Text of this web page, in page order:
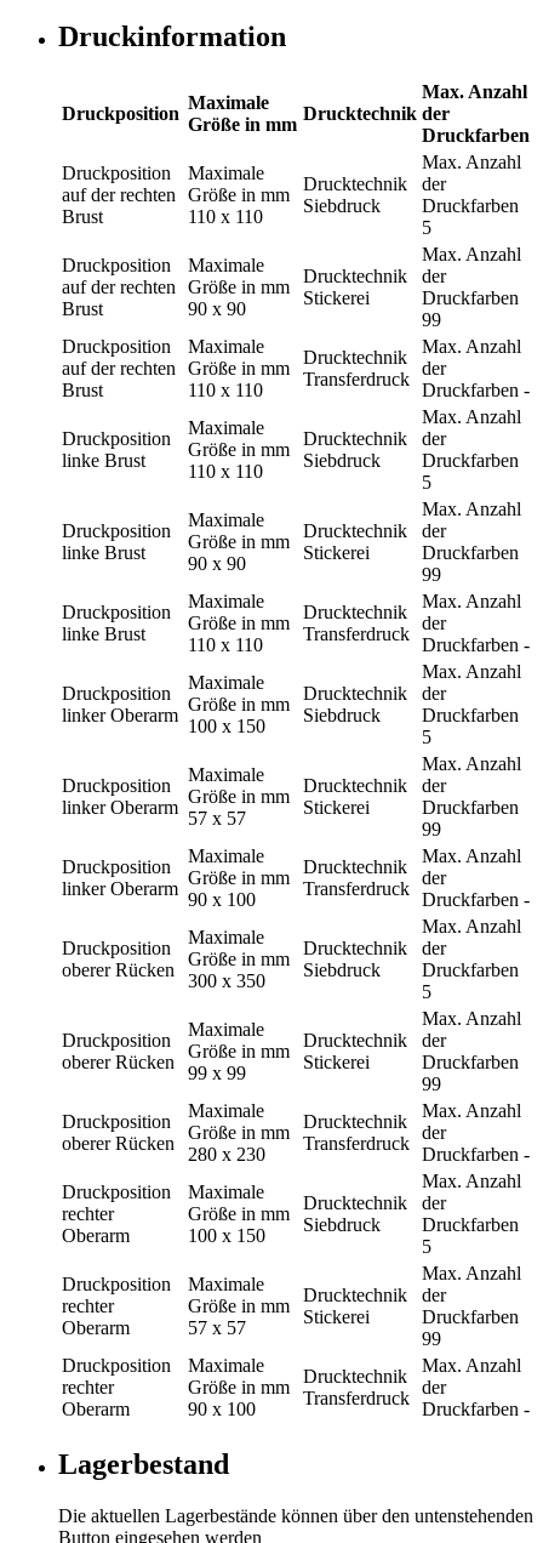
Druckinformation
Druckposition
Maximale
Größe in mm
Drucktechnik
Max. Anzahl
der
Druckfarben
Druckposition
auf der rechten
Brust
Maximale
Größe in mm
110 x 110
Drucktechnik
Siebdruck
Max. Anzahl
der
Druckfarben
5
Druckposition
auf der rechten
Brust
Maximale
Größe in mm
90 x 90
Drucktechnik
Stickerei
Max. Anzahl
der
Druckfarben
99
Druckposition
auf der rechten
Brust
Maximale
Größe in mm
110 x 110
Drucktechnik
Transferdruck
Max. Anzahl
der
Druckfarben -
Druckposition
linke Brust
Maximale
Größe in mm
110 x 110
Drucktechnik
Siebdruck
Max. Anzahl
der
Druckfarben
5
Druckposition
linke Brust
Maximale
Größe in mm
90 x 90
Drucktechnik
Stickerei
Max. Anzahl
der
Druckfarben
99
Druckposition
linke Brust
Maximale
Größe in mm
110 x 110
Drucktechnik
Transferdruck
Max. Anzahl
der
Druckfarben -
Druckposition
linker Oberarm
Maximale
Größe in mm
100 x 150
Drucktechnik
Siebdruck
Max. Anzahl
der
Druckfarben
5
Druckposition
linker Oberarm
Maximale
Größe in mm
57 x 57
Drucktechnik
Stickerei
Max. Anzahl
der
Druckfarben
99
Druckposition
linker Oberarm
Maximale
Größe in mm
90 x 100
Drucktechnik
Transferdruck
Max. Anzahl
der
Druckfarben -
Druckposition
oberer Rücken
Maximale
Größe in mm
300 x 350
Drucktechnik
Siebdruck
Max. Anzahl
der
Druckfarben
5
Druckposition
oberer Rücken
Maximale
Größe in mm
99 x 99
Drucktechnik
Stickerei
Max. Anzahl
der
Druckfarben
99
Druckposition
oberer Rücken
Maximale
Größe in mm
280 x 230
Drucktechnik
Transferdruck
Max. Anzahl
der
Druckfarben -
Druckposition
rechter
Oberarm
Maximale
Größe in mm
100 x 150
Drucktechnik
Siebdruck
Max. Anzahl
der
Druckfarben
5
Druckposition
rechter
Oberarm
Maximale
Größe in mm
57 x 57
Drucktechnik
Stickerei
Max. Anzahl
der
Druckfarben
99
Druckposition
rechter
Oberarm
Maximale
Größe in mm
90 x 100
Drucktechnik
Transferdruck
Max. Anzahl
der
Druckfarben -
Lagerbestand
Die aktuellen Lagerbestände können über den untenstehenden
Button eingesehen werden